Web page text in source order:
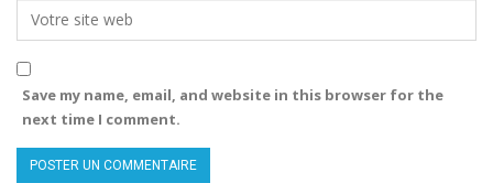
Save my name, email, and website in this browser for the
next time I comment.